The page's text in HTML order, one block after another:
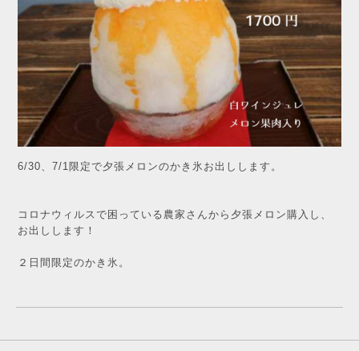
6/30、7/1限定で夕張メロンのかき氷お出しします。
コロナウィルスで困っている農家さんから夕張メロン購入し、
お出しします！
２日間限定のかき氷。